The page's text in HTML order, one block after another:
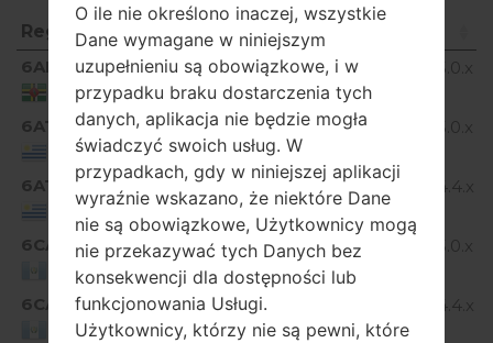
Region Nazwa pliku
Region
Nazwa pliku
6AD
Dominica
D855P20A_00.kdz
Android 5.0.x
Lollipop
6AT
Uruguay
D855P20A_00.kdz
Android 5.0.x
6AT
Uruguay
D855P10C_00.kdz
Android 4.4.x
KitKat
6CA
Guatemala
D855P20A_01.kdz
Android 5.0.x
6CA
Guatemala
D855P10c_00.kdz
Android 4.4.x
KitKat
O ile nie określono inaczej, wszystkie
Dane wymagane w niniejszym
uzupełnieniu są obowiązkowe, i w
przypadku braku dostarczenia tych
danych, aplikacja nie będzie mogła
świadczyć swoich usług. W
przypadkach, gdy w niniejszej aplikacji
wyraźnie wskazano, że niektóre Dane
nie są obowiązkowe, Użytkownicy mogą
nie przekazywać tych Danych bez
konsekwencji dla dostępności lub
funkcjonowania Usługi.
Użytkownicy, którzy nie są pewni, które